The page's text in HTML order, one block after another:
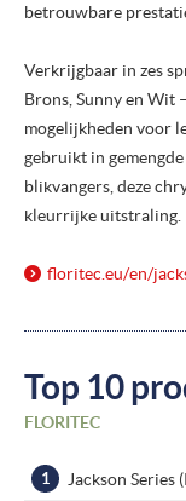
betrouwbare
Verkrijgbaar in zes
Brons, Sunny en Wit
mogelijkheden voor
gebruikt in
blikvangers, deze
kleurrijke uitstraling.
floritec.eu/en/
Top 10
FLORITEC
Jackson Series